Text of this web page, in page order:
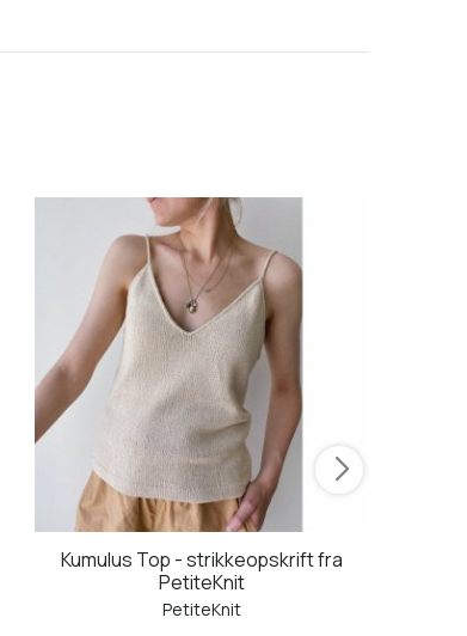
Kumulus Top - strikkeopskrift fra
PetiteKnit
PetiteKnit